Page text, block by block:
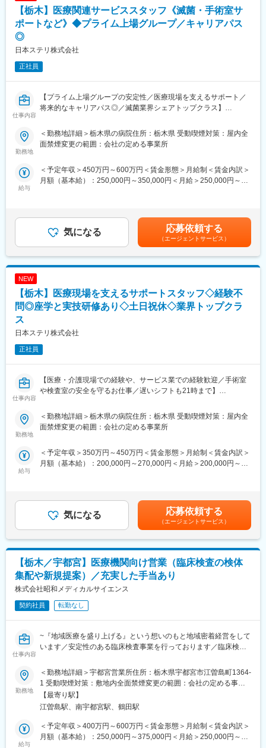
■その他、運営本部幹部として、周辺領域の付随業務全般・面接対
応
■各施設の規模によって担当頂く施設数は変化しますが、エリアマ
ネージャーを通じて最大で10～15施設程度をご担当頂きます。
■各施設、パートさんを含めて25名程の従業員がいますので、担
当施設数分のマネジメントを行って頂きます。
【キャリアパス／モデル年収】
■運営部部長：720万円～
※ポジションの空き状況次第にもよりますが、2～5年でステップ
ションになります。
おり、実力次第ではどんどん空いたポストにステップアップして
いただくことが可能です。
■当ポジションは年齢関係なく実力で評価がされます。売上や入居
量・定性ともに判断されます。
【日中サービス支援型とは】
設備基準を満たした施設で、職員が24時間365日常駐しており、
日常生活上の援助や介護支援を受けながら住み慣れた地域で安心
【栃木】医療関連サービススタッフ《滅菌・手術室サ
ポートなど》◆プライム上場グループ／キャリアパス
◎
日本ステリ株式会社
正社員
仕事内容
【プライム上場グループの安定性／医療現場を支えるサポート／
将来的なキャリアパス◎／滅菌業界シェアトップクラス】
【業務概要】
医療器材滅菌サービスを始めとし、医療機関に対し総合医療関連
【業務詳細】
＜滅菌業務とは＞
利用された医療器材は清潔にしなければ次の患者様に利用するこ
とができない為、「回収→洗浄→滅菌→配給」といった一連の業
務を行って頂き、安全で確実な滅菌器材の提供を行っています。
＜手術室サポート業務とは＞
医療従事者の方々が次の手術に専念できるように手術室内の清掃
や物品補充、ガウン介助といった業務を幅広く行い手術室運営を
【配属先について】
下記エリア内の契約病院に配属となります。現在のお住まいから
通勤可能な施設を優先的に配慮します。通勤時間の目安は 1時間
40分以内 です。
■関東：東京都・神奈川県・埼玉県・千葉県・茨城県・栃木県・群
【キャリアパス】
経験を積んだ後は、リーダー業務や施設責任者としてご活躍いた
ーや、院内業務のスペシャリストとしてキャリアを築くことが可
能です。
■国内唯一の滅菌装置の専門メーカーとして長年の実績があり、大
型の高圧蒸気滅菌装置では国内シェア約30％を誇ります。
開発、提供しています。営業から製品企画、開発製造、そしてサ
ポートまで社内一貫体制を整えており、国公立病院、大学病院、
医療研究機関及び医療機器・大手製薬メーカーの顧客の要望に応
えています。
変更の範囲：会社の定める業務
勤務地
＜勤務地詳細＞栃木県の病院住所：栃木県 受動喫煙対策：屋内全
面禁煙変更の範囲：会社の定める事業所
給与
＜予定年収＞450万円～600万円＜賃金形態＞月給制＜賃金内訳＞
月額（基本給）：250,000円～350,000円＜月給＞250,000円～
性があります。月給(月額)は固定手当を含めた表記です。
気になる 応募依頼する
（エージェントサービス）
NEW
【栃木】医療現場を支えるサポートスタッフ◇経験不
問◎座学と実技研修あり◇土日祝休◇業界トップクラ
ス
日本ステリ株式会社
正社員
仕事内容
【医療・介護現場での経験や、サービス業での経験歓迎／手術室
や検査室の安全を守るお仕事／遅いシフトも21時まで】
【業務概要】
医療器材の滅菌サービスをはじめ、医療機関に向けた総合的な医
できる研修制度を整えており、医療現場を支えるやりがいのある
仕事です。
■手術室サポート業務
■内視鏡室支援業務
【滅菌業務とは】
手術や診療で使用された医療器材は、そのままでは再利用できま
せん。次の患者様に安全に使用するために、器材を「回収 → 洗浄
→ 滅菌 → 配給」という工程で処理します。この業務は、患者様
の安全を守るために欠かせない重要な役割です。電子マニュアル
を確認しながら作業を行うため、未経験の方でも研修でしっかり
習得できます。
手術室では、医師や看護師が次の手術に集中できるよう、環境を
整えることが必要です。具体的には、手術室内の清掃、医療物品
を行います。医療チームの一員として、円滑な手術室運営を支え
るやりがいのある仕事です。
【内視鏡室支援とは】
内視鏡検査で使用する器材の準備や片付け、洗浄・滅菌などを担
当します。患者様が安心して検査を受けられるよう、スムーズな
検査環境を整える役割です。
勤務地
＜勤務地詳細＞栃木県の病院住所：栃木県 受動喫煙対策：屋内全
面禁煙変更の範囲：会社の定める事業所
給与
＜予定年収＞350万円～450万円＜賃金形態＞月給制＜賃金内訳＞
月額（基本給）：200,000円～270,000円＜月給＞200,000円～
性があります。月給(月額)は固定手当を含めた表記です。
気になる 応募依頼する
（エージェントサービス）
【栃木／宇都宮】医療機関向け営業（臨床検査の検体
集配や新規提案）／充実した手当あり
株式会社昭和メディカルサイエンス
契約社員 転勤なし
仕事内容
~『地域医療を盛り上げる』という想いのもと地域密着経営をして
います／安定性のある臨床検査事業を行っております／臨床検査
■担当業務：
拡張営業、検体集配のフォロー、顧客管理、売掛金管理・回収、
新規開拓、市場の情報網の構築をお任せします。
■業務詳細：
病院にてドクター、医院長に接触し、顧客の新規拡張、臨床検査
勤務地
＜勤務地詳細＞宇都宮営業所住所：栃木県宇都宮市江曽島町1364-
1 受動喫煙対策：敷地内全面禁煙変更の範囲：会社の定める事業
所【最寄り駅】
江曽島駅、南宇都宮駅、鶴田駅
給与
＜予定年収＞400万円～600万円＜賃金形態＞月給制＜賃金内訳＞
月額（基本給）：250,000円～375,000円＜月給＞250,000円～